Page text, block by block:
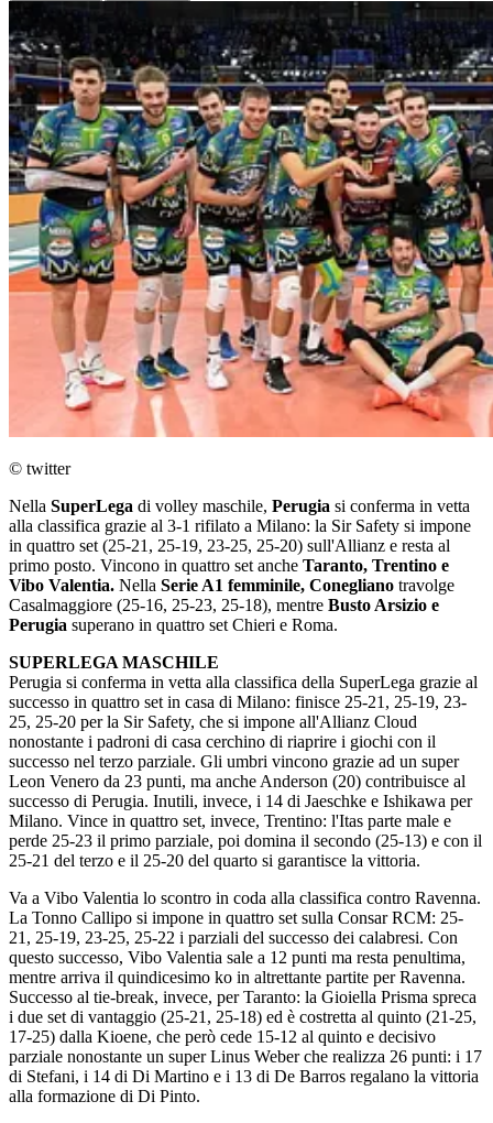
© twitter
Nella SuperLega di volley maschile, Perugia si conferma in vetta
alla classifica grazie al 3-1 rifilato a Milano: la Sir Safety si impone
in quattro set (25-21, 25-19, 23-25, 25-20) sull'Allianz e resta al
primo posto. Vincono in quattro set anche Taranto, Trentino e
Vibo Valentia. Nella Serie A1 femminile, Conegliano travolge
Casalmaggiore (25-16, 25-23, 25-18), mentre Busto Arsizio e
Perugia superano in quattro set Chieri e Roma.
SUPERLEGA MASCHILE
Perugia si conferma in vetta alla classifica della SuperLega grazie al
successo in quattro set in casa di Milano: finisce 25-21, 25-19, 23-
25, 25-20 per la Sir Safety, che si impone all'Allianz Cloud
nonostante i padroni di casa cerchino di riaprire i giochi con il
successo nel terzo parziale. Gli umbri vincono grazie ad un super
Leon Venero da 23 punti, ma anche Anderson (20) contribuisce al
successo di Perugia. Inutili, invece, i 14 di Jaeschke e Ishikawa per
Milano. Vince in quattro set, invece, Trentino: l'Itas parte male e
perde 25-23 il primo parziale, poi domina il secondo (25-13) e con il
25-21 del terzo e il 25-20 del quarto si garantisce la vittoria.
Va a Vibo Valentia lo scontro in coda alla classifica contro Ravenna.
La Tonno Callipo si impone in quattro set sulla Consar RCM: 25-
21, 25-19, 23-25, 25-22 i parziali del successo dei calabresi. Con
questo successo, Vibo Valentia sale a 12 punti ma resta penultima,
mentre arriva il quindicesimo ko in altrettante partite per Ravenna.
Successo al tie-break, invece, per Taranto: la Gioiella Prisma spreca
i due set di vantaggio (25-21, 25-18) ed è costretta al quinto (21-25,
17-25) dalla Kioene, che però cede 15-12 al quinto e decisivo
parziale nonostante un super Linus Weber che realizza 26 punti: i 17
di Stefani, i 14 di Di Martino e i 13 di De Barros regalano la vittoria
alla formazione di Di Pinto.